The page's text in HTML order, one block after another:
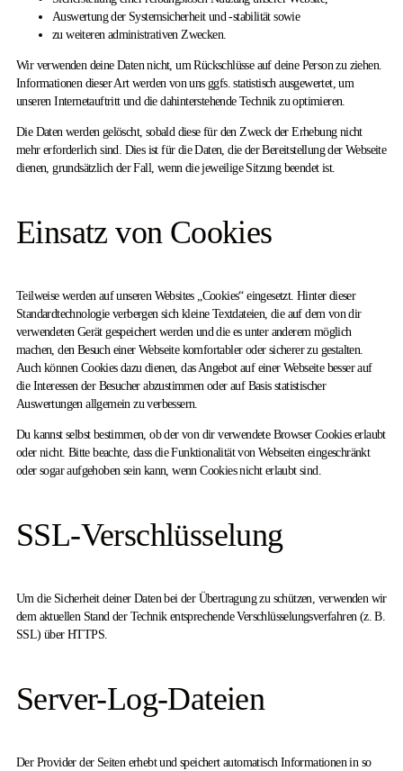
Auswertung der Systemsicherheit und -stabilität sowie
zu weiteren administrativen Zwecken.
Wir verwenden deine Daten nicht, um Rückschlüsse auf deine Person zu ziehen.
Informationen dieser Art werden von uns ggfs. statistisch ausgewertet, um
unseren Internetauftritt und die dahinterstehende Technik zu optimieren.
Die Daten werden gelöscht, sobald diese für den Zweck der Erhebung nicht
mehr erforderlich sind. Dies ist für die Daten, die der Bereitstellung der Webseite
dienen, grundsätzlich der Fall, wenn die jeweilige Sitzung beendet ist.
Einsatz von Cookies
Teilweise werden auf unseren Websites „Cookies“ eingesetzt. Hinter dieser
Standardtechnologie verbergen sich kleine Textdateien, die auf dem von dir
verwendeten Gerät gespeichert werden und die es unter anderem möglich
machen, den Besuch einer Webseite komfortabler oder sicherer zu gestalten.
Auch können Cookies dazu dienen, das Angebot auf einer Webseite besser auf
die Interessen der Besucher abzustimmen oder auf Basis statistischer
Auswertungen allgemein zu verbessern.
Du kannst selbst bestimmen, ob der von dir verwendete Browser Cookies erlaubt
oder nicht. Bitte beachte, dass die Funktionalität von Webseiten eingeschränkt
oder sogar aufgehoben sein kann, wenn Cookies nicht erlaubt sind.
SSL-Verschlüsselung
Um die Sicherheit deiner Daten bei der Übertragung zu schützen, verwenden wir
dem aktuellen Stand der Technik entsprechende Verschlüsselungsverfahren (z. B.
SSL) über HTTPS.
Server-Log-Dateien
Der Provider der Seiten erhebt und speichert automatisch Informationen in so